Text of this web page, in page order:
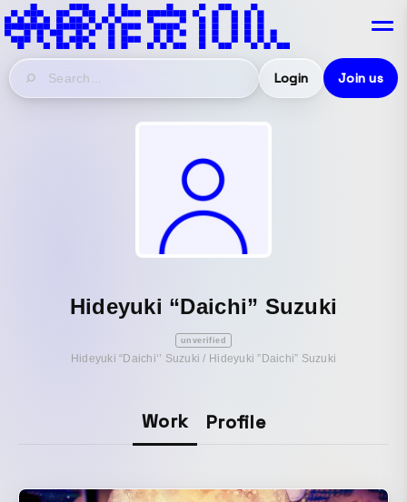
Login Join us
Hideyuki “Daichi” Suzuki
unverified
Hideyuki “Daichi‘’ Suzuki / Hideyuki ”Daichi” Suzuki
Work Profile